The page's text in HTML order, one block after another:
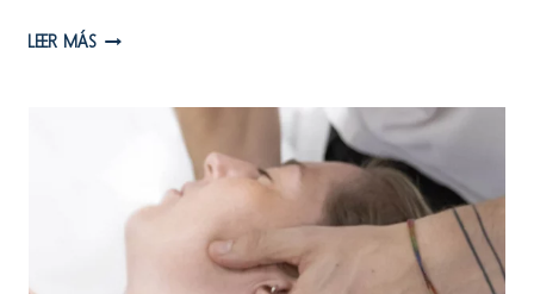
LEER MÁSTENOSINOVITIS
POSTPARTO